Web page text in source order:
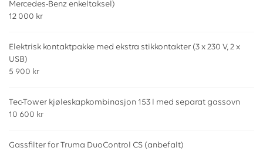
Mercedes-Benz enkeltaksel)
12 000 kr
Elektrisk kontaktpakke med ekstra stikkontakter (3 x 230 V, 2 x
USB)
5 900 kr
Tec-Tower kjøleskapkombinasjon 153 l med separat gassovn
10 600 kr
Gassfilter for Truma DuoControl CS (anbefalt)